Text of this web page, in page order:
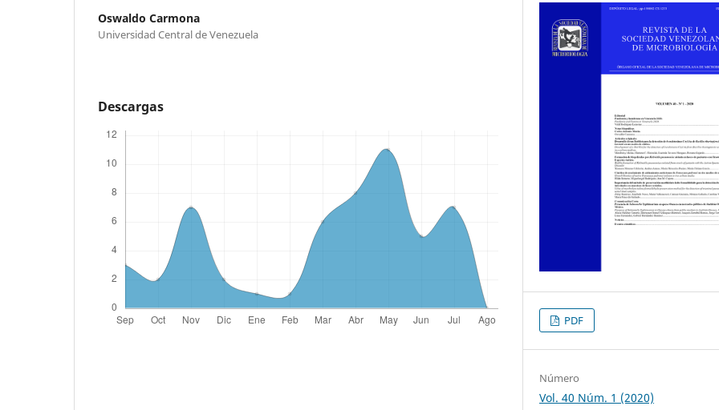
Oswaldo Carmona
Universidad Central de Venezuela
Descargas
PDF
Número
Vol. 40 Núm. 1 (2020)